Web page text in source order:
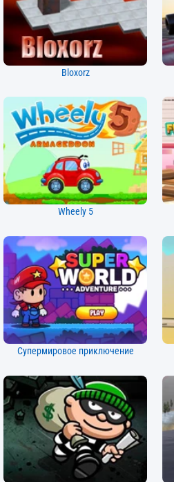
Bloxorz
Wheely 5
Супермировое приключение